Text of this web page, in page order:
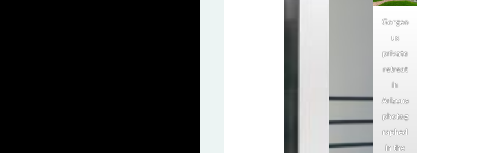
Gorgeo
us
private
retreat
in
Arizona
photog
raphed
in the